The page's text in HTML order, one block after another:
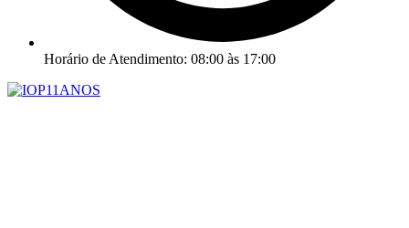
Horário de Atendimento: 08:00 às 17:00